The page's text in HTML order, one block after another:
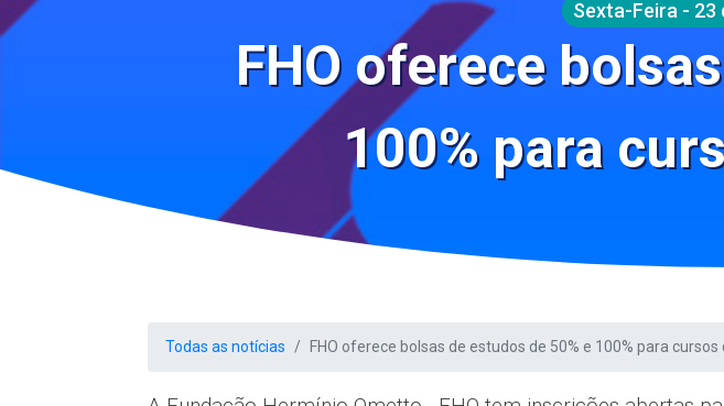
Sexta-Feira - 23
FHO oferece
100% para
Todas as notícias FHO oferece bolsas de estudos de 50% e 100% para